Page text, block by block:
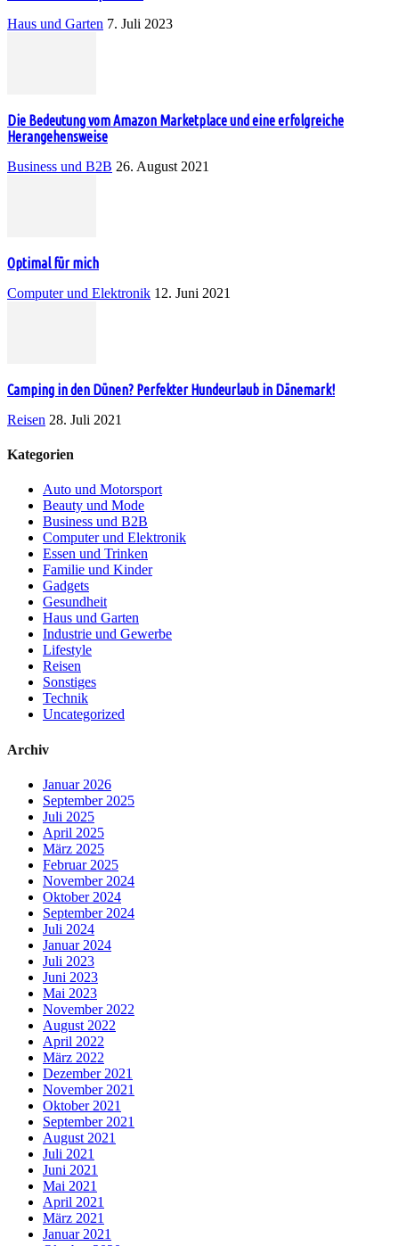
Haus und Garten 7. Juli 2023
Die Bedeutung vom Amazon Marketplace und eine erfolgreiche
Herangehensweise
Business und B2B 26. August 2021
Optimal für mich
Computer und Elektronik 12. Juni 2021
Camping in den Dünen? Perfekter Hundeurlaub in Dänemark!
Reisen 28. Juli 2021
Kategorien
Auto und Motorsport
Beauty und Mode
Business und B2B
Computer und Elektronik
Essen und Trinken
Familie und Kinder
Gadgets
Gesundheit
Haus und Garten
Industrie und Gewerbe
Lifestyle
Reisen
Sonstiges
Technik
Uncategorized
Archiv
Januar 2026
September 2025
Juli 2025
April 2025
März 2025
Februar 2025
November 2024
Oktober 2024
September 2024
Juli 2024
Januar 2024
Juli 2023
Juni 2023
Mai 2023
November 2022
August 2022
April 2022
März 2022
Dezember 2021
November 2021
Oktober 2021
September 2021
August 2021
Juli 2021
Juni 2021
Mai 2021
April 2021
März 2021
Januar 2021